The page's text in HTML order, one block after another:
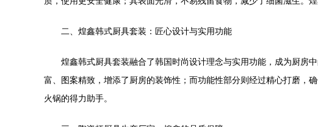
二、煌鑫韩式厨具套装：匠心设计与实用功能
煌鑫韩式厨具套装融合了韩国时尚设计理念与实用功能，成为厨房
富、图案精致，增添了厨房的装饰性；而功能性部分则经过精心打磨，
火锅的得力助手。